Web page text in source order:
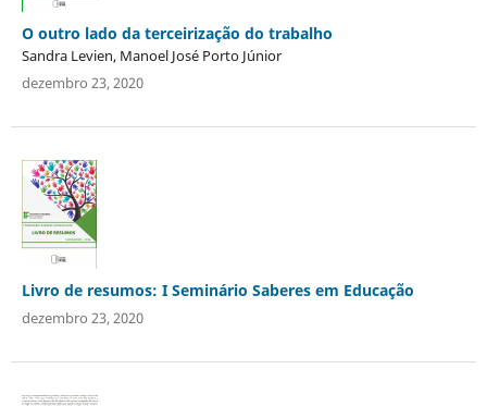
O outro lado da terceirização do trabalho
Sandra Levien, Manoel José Porto Júnior
dezembro 23, 2020
Livro de resumos: I Seminário Saberes em Educação
dezembro 23, 2020